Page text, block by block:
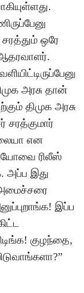
ஒரே
ஆதரவாளர்.
அரசு தான்
திமுக அரசு
என
ரிலீஸ்
அப்ப இது
இப்ப
குழந்தை,